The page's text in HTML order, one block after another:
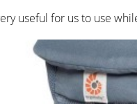
useful for us to use